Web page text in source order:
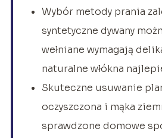
Wybór metody prania
syntetyczne dywany
wełniane wymagają
naturalne włókna
Skuteczne usuwanie
oczyszczona i mąka
sprawdzone domowe